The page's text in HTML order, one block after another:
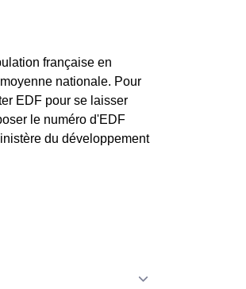
française en
nationale. Pour
EDF pour se laisser
le numéro d'EDF
du développement